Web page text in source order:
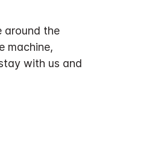
around the
machine,
with us and